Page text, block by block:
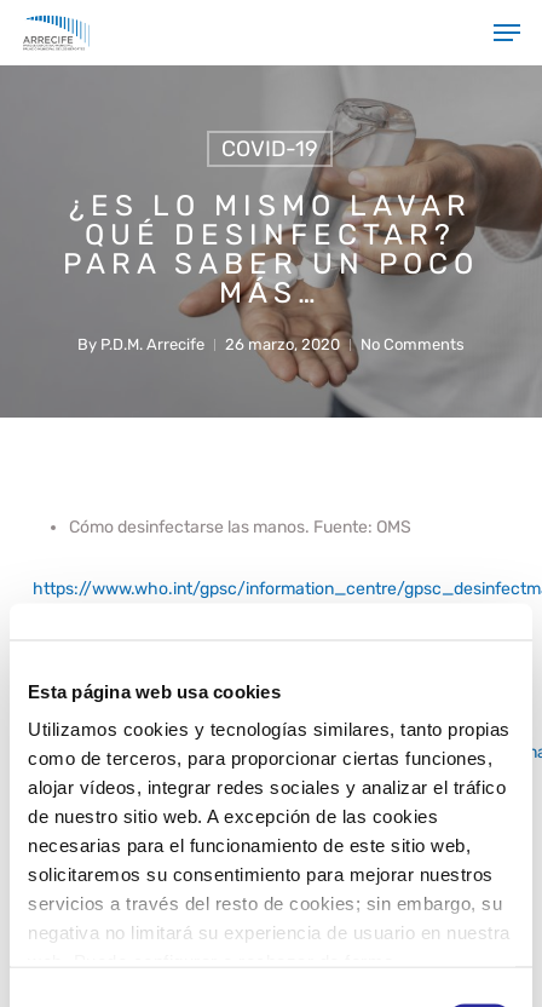
Esta página web usa cookies
Utilizamos cookies y tecnologías similares, tanto propias
como de terceros, para proporcionar ciertas funciones,
alojar vídeos, integrar redes sociales y analizar el tráfico
de nuestro sitio web. A excepción de las cookies
necesarias para el funcionamiento de este sitio web,
solicitaremos su consentimiento para mejorar nuestros
servicios a través del resto de cookies; sin embargo, su
negativa no limitará su experiencia de usuario en nuestra
main
COVID-19
¿ES LO MISMO LAVAR
QUÉ DESINFECTAR?
PARA SABER UN POCO
MÁS…
By P.D.M. Arrecife 26 marzo, 2020 No Comments
Cómo desinfectarse las manos. Fuente: OMS
https://www.who.int/gpsc/information_centre/
Cómo lavarse las manos. Fuente: OMS
https://www.who.int/gpsc/information_centre/
ESTOS ENLACES PERTENECEN A CONTENIDO EXTERNO QUE
ESTÁ DISPONIBLE DE FORMA GRATUITA EN EL ENTORNO
DIGITAL. EL CENTRO NO SE HACE RESPONSABLE DE
CUALQUIER USO INAPROPIADO DEL MATERIAL FACILITADO
EN ESTA SECCIÓN.
Close